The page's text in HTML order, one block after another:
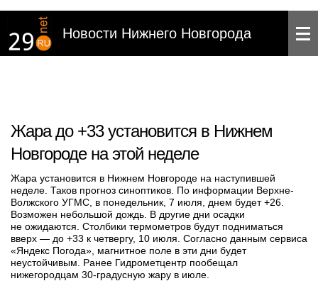
Новости Нижнего Новгорода
Жара до +33 установится в Нижнем
Новгороде на этой неделе
Жара установится в Нижнем Новгороде на наступившей
неделе. Таков прогноз синоптиков. По информации Верхне-
Волжского УГМС, в понедельник, 7 июля, днем будет +26.
Возможен небольшой дождь. В другие дни осадки
не ожидаются. Столбики термометров будут подниматься
вверх — до +33 к четвергу, 10 июля. Согласно данным сервиса
«Яндекс Погода», магнитное поле в эти дни будет
неустойчивым. Ранее Гидрометцентр пообещал
нижегородцам 30-градусную жару в июле.